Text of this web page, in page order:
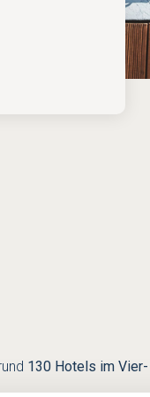
130 Hotels im Vier-